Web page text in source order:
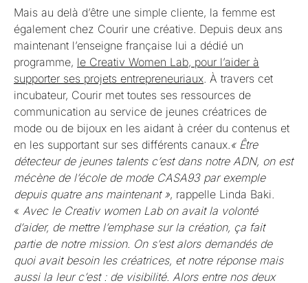
Mais au delà d’être une simple cliente, la femme est
également chez Courir une créative. Depuis deux ans
maintenant l’enseigne française lui a dédié un
programme, le Creativ Women Lab, pour l’aider à
supporter ses projets entrepreneuriaux. À travers cet
incubateur, Courir met toutes ses ressources de
communication au service de jeunes créatrices de
mode ou de bijoux en les aidant à créer du contenus et
en les supportant sur ses différents canaux.« Être
détecteur de jeunes talents c’est dans notre ADN, on est
mécène de l’école de mode CASA93 par exemple
depuis quatre ans maintenant », rappelle Linda Baki.
« Avec le Creativ women Lab on avait la volonté
d’aider, de mettre l’emphase sur la création, ça fait
partie de notre mission. On s’est alors demandés de
quoi avait besoin les créatrices, et notre réponse mais
aussi la leur c’est : de visibilité. Alors entre nos deux